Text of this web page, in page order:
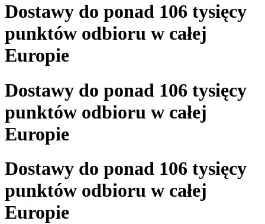
Dostawy do ponad 106 tysięcy
punktów odbioru w całej
Europie
Dostawy do ponad 106 tysięcy
punktów odbioru w całej
Europie
Dostawy do ponad 106 tysięcy
punktów odbioru w całej
Europie